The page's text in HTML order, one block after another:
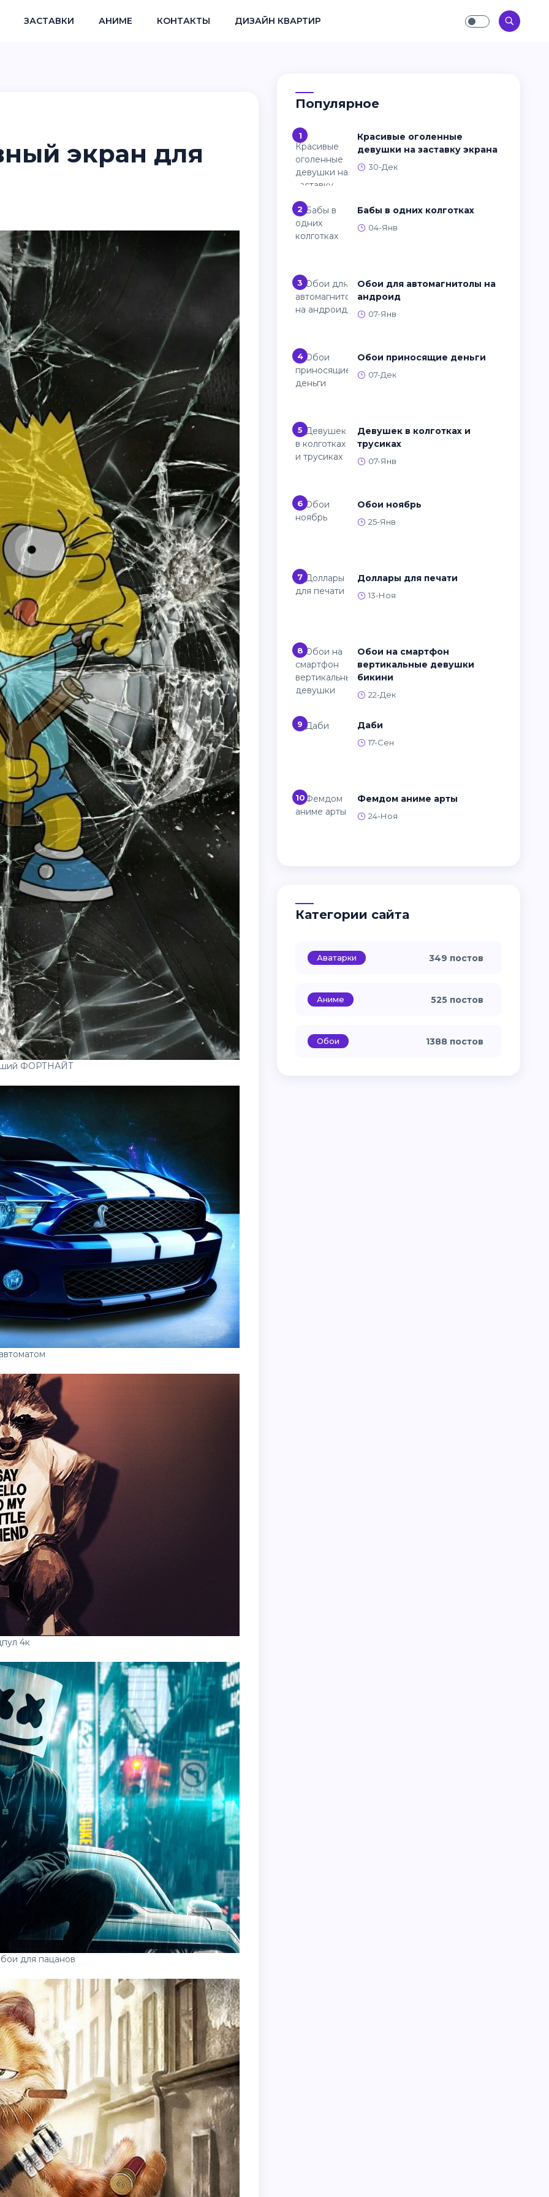
ЗАСТАВКИ АНИМЕ КОНТАКТЫ ДИЗАЙН КВАРТИР
экран для
ФОРТНАЙТ
4к
для пацанов
Популярное
1
Красивые оголенные
девушки на заставку экрана
30-Дек
2 Бабы в одних колготках
04-Янв
3
Обои для автомагнитолы на
андроид
07-Янв
4 Обои приносящие деньги
07-Дек
5
Девушек в колготках и
трусиках
07-Янв
6 Обои ноябрь
25-Янв
7 Доллары для печати
13-Ноя
8
Обои на смартфон
вертикальные девушки
бикини
22-Дек
9 Даби
17-Сен
10 Фемдом аниме арты
24-Ноя
Категории сайта
Аватарки 349 постов
Аниме 525 постов
Обои 1388 постов